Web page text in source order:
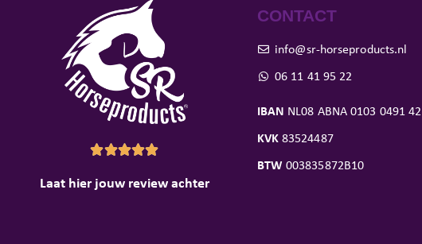

Laat hier jouw review achter
CONTACT
info@sr-horseproducts.nl
06 11 41 95 22
IBAN NL08 ABNA 0103 0491 42
KVK83524487
BTW 003835872B10